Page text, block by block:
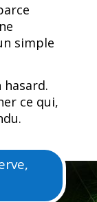
simple
hasard.
ce qui,